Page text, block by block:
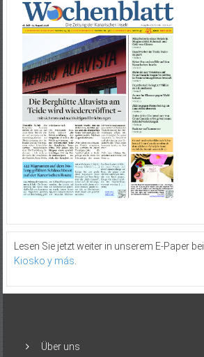
Lesen Sie jetzt weiter in unserem E-Paper bei
Kiosko y más.
Über uns